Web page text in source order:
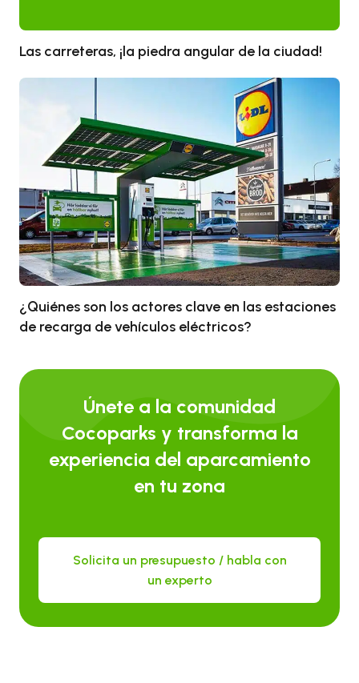
Las carreteras, ¡la piedra angular de la ciudad!
¿Quiénes son los actores clave en las estaciones
de recarga de vehículos eléctricos?
Únete a la comunidad
Cocoparks y transforma la
experiencia del aparcamiento
en tu zona
Solicita un presupuesto / habla con
un experto